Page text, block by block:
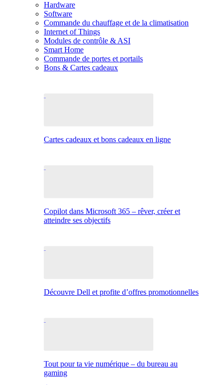
Hardware
Software
Commande du chauffage et de la climatisation
Internet of Things
Modules de contrôle & ASI
Smart Home
Commande de portes et portails
Bons & Cartes cadeaux
Cartes cadeaux et bons cadeaux en ligne
Copilot dans Microsoft 365 – rêver, créer et
atteindre ses objectifs
Découvre Dell et profite d’offres promotionnelles
Tout pour ta vie numérique – du bureau au
gaming